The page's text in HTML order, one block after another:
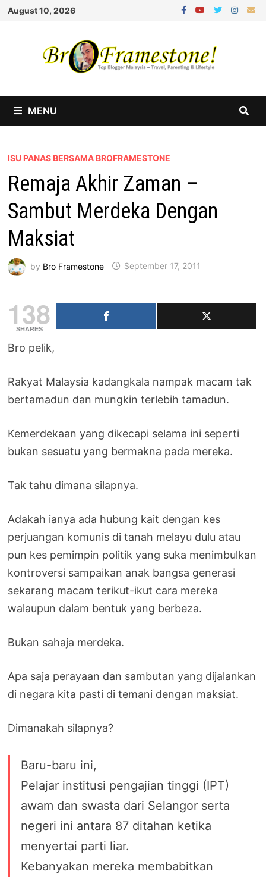
Skip
August 10, 2026
MENU
ISU PANAS BERSAMA BROFRAMESTONE
Remaja Akhir Zaman –
Sambut Merdeka Dengan
Maksiat
by Bro Framestone September 17, 2011
138
SHARES
Bro pelik,
Rakyat Malaysia kadangkala nampak macam tak
bertamadun dan mungkin terlebih tamadun.
Kemerdekaan yang dikecapi selama ini seperti
bukan sesuatu yang bermakna pada mereka.
Tak tahu dimana silapnya.
Adakah ianya ada hubung kait dengan kes
perjuangan komunis di tanah melayu dulu atau
pun kes pemimpin politik yang suka menimbulkan
kontroversi sampaikan anak bangsa generasi
sekarang macam terikut-ikut cara mereka
walaupun dalam bentuk yang berbeza.
Bukan sahaja merdeka.
Apa saja perayaan dan sambutan yang dijalankan
di negara kita pasti di temani dengan maksiat.
Dimanakah silapnya?
Baru-baru ini,
Pelajar institusi pengajian tinggi (IPT)
awam dan swasta dari Selangor serta
negeri ini antara 87 ditahan ketika
menyertai parti liar.
Kebanyakan mereka membabitkan